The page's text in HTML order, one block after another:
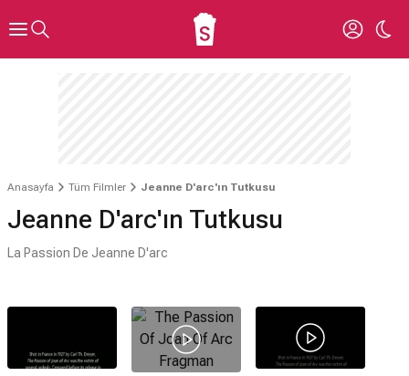
Anasayfa Tüm Filmler Jeanne D'arc'ın Tutkusu
Jeanne D'arc'ın Tutkusu
La Passion De Jeanne D'arc